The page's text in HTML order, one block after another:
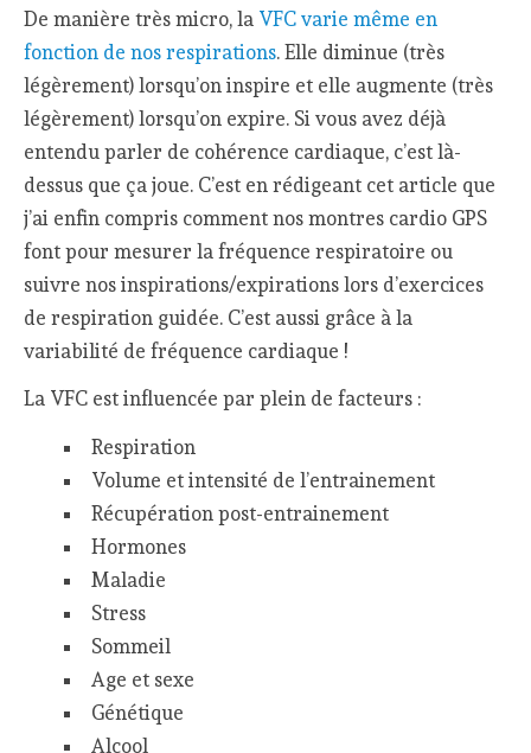
De manière très micro, la VFC varie même en
fonction de nos respirations. Elle diminue (très
légèrement) lorsqu’on inspire et elle augmente (très
légèrement) lorsqu’on expire. Si vous avez déjà
entendu parler de cohérence cardiaque, c’est là-
dessus que ça joue. C’est en rédigeant cet article que
j’ai enfin compris comment nos montres cardio GPS
font pour mesurer la fréquence respiratoire ou
suivre nos inspirations/expirations lors d’exercices
de respiration guidée. C’est aussi grâce à la
variabilité de fréquence cardiaque !
La VFC est influencée par plein de facteurs :
Respiration
Volume et intensité de l’entrainement
Récupération post-entrainement
Hormones
Maladie
Stress
Sommeil
Age et sexe
Génétique
Alcool